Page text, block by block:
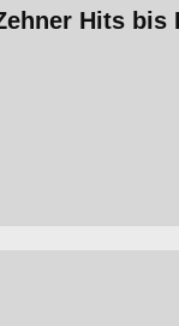
Hits bis